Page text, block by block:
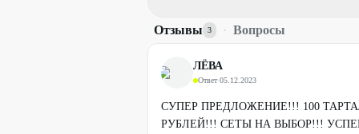
брускета с говядиной (400 г, 5 шт.);
брускета с креветкой (400 г, 5 шт.).
Условия
Меню:
кейтеринг
Отзывы 3 · Вопросы
ЛЁВА
Ответ·05.12.2023
СУПЕР ПРЕДЛОЖЕНИЕ!!! 100
РУБЛЕЙ!!! СЕТЫ НА ВЫБОР!!!